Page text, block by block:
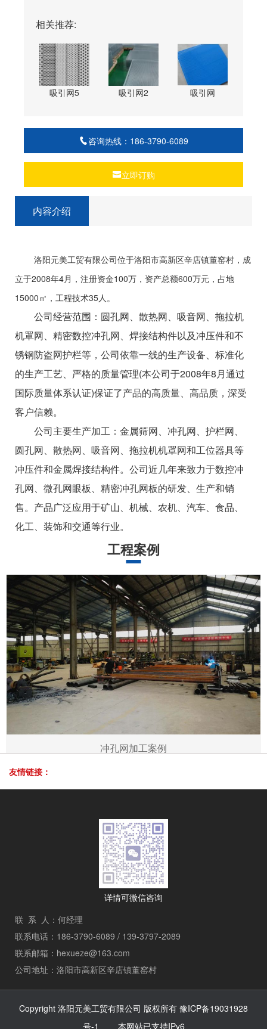
相关推荐:
吸引网5 吸引网2 吸引网
咨询热线：186-3790-6089
立即订购
内容介绍
洛阳元美工贸有限公司位于洛阳市高新区辛店镇董窑村，成
立于2008年4月，注册资金100万，资产总额600万元，占地
15000㎡，工程技术35人。
公司经营范围：圆孔网、散热网、吸音网、拖拉机
机罩网、精密数控冲孔网、焊接结构件以及冲压件和不
锈钢防盗网护栏等，公司依靠一线的生产设备、标准化
的生产工艺、严格的质量管理(本公司于2008年8月通过
国际质量体系认证)保证了产品的高质量、高品质，深受
客户信赖。
公司主要生产加工：金属筛网、冲孔网、护栏网、
圆孔网、散热网、吸音网、拖拉机机罩网和工位器具等
冲压件和金属焊接结构件。公司近几年来致力于数控冲
孔网、微孔网眼板、精密冲孔网板的研发、生产和销
售。产品广泛应用于矿山、机械、农机、汽车、食品、
化工、装饰和交通等行业。
工程案例
冲孔网加工案例
友情链接：
详情可微信咨询
联 系 人：何经理
联系电话：186-3790-6089 / 139-3797-2089
联系邮箱：hexueze@163.com
公司地址：洛阳市高新区辛店镇董窑村
Copyright 洛阳元美工贸有限公司 版权所有 豫ICP备19031928
号-1
本网站已支持IPv6